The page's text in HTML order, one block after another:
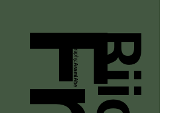
Photography:
Asami Abe